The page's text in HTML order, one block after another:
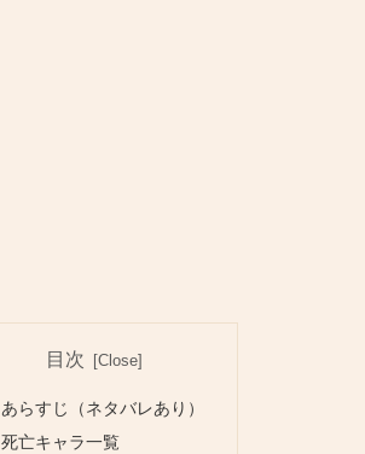
目次
あらすじ（ネタバレあり）
死亡キャラ一覧